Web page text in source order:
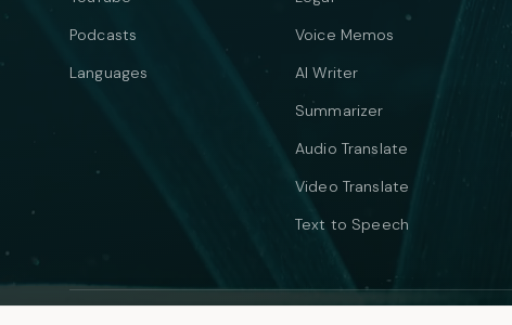
Podcasts
Languages
Voice Memos
AI Writer
Summarizer
Audio Translate
Video Translate
Text to Speech